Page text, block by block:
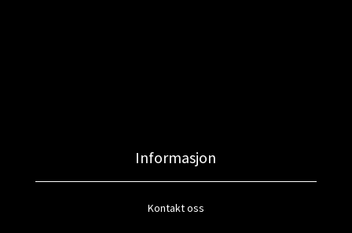
Informasjon
Kontakt oss